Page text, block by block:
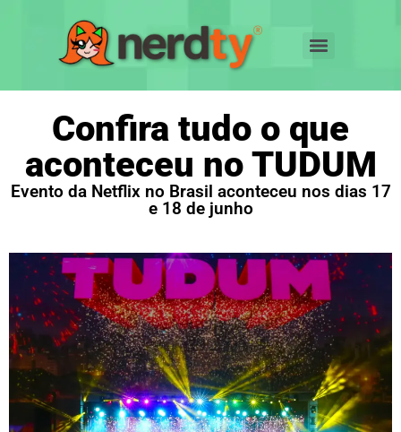
Confira tudo o que
aconteceu no TUDUM
Evento da Netflix no Brasil aconteceu nos dias 17
e 18 de junho